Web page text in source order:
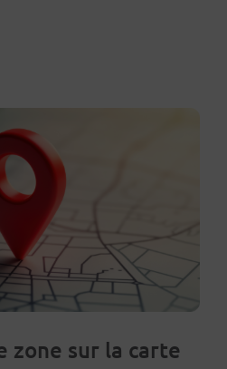
zone sur la carte